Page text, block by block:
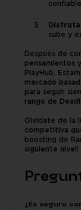
sube y
Después de
pensamientos
PlayHub.
mercado
para seguir
rango de
Olvídate de la
competitiva
boosting de
siguiente nivel!
¿Es seguro